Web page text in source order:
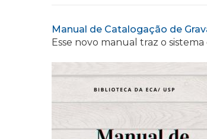
Manual de Catalogação de
Esse novo manual traz o